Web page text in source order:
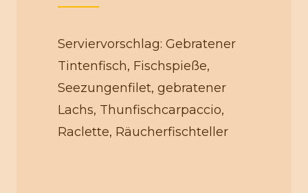
Serviervorschlag: Gebratener
Tintenfisch, Fischspieße,
Seezungenfilet, gebratener
Lachs, Thunfischcarpaccio,
Raclette, Räucherfischteller